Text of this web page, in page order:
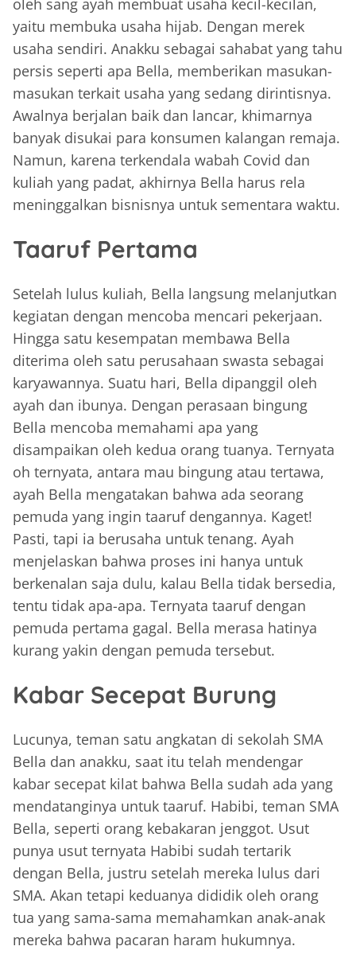
oleh sang ayah membuat usaha kecil-kecilan,
yaitu membuka usaha hijab. Dengan merek
usaha sendiri. Anakku sebagai sahabat yang tahu
persis seperti apa Bella, memberikan masukan-
masukan terkait usaha yang sedang dirintisnya.
Awalnya berjalan baik dan lancar, khimarnya
banyak disukai para konsumen kalangan remaja.
Namun, karena terkendala wabah Covid dan
kuliah yang padat, akhirnya Bella harus rela
meninggalkan bisnisnya untuk sementara waktu.
Taaruf Pertama
Setelah lulus kuliah, Bella langsung melanjutkan
kegiatan dengan mencoba mencari pekerjaan.
Hingga satu kesempatan membawa Bella
diterima oleh satu perusahaan swasta sebagai
karyawannya. Suatu hari, Bella dipanggil oleh
ayah dan ibunya. Dengan perasaan bingung
Bella mencoba memahami apa yang
disampaikan oleh kedua orang tuanya. Ternyata
oh ternyata, antara mau bingung atau tertawa,
ayah Bella mengatakan bahwa ada seorang
pemuda yang ingin taaruf dengannya. Kaget!
Pasti, tapi ia berusaha untuk tenang. Ayah
menjelaskan bahwa proses ini hanya untuk
berkenalan saja dulu, kalau Bella tidak bersedia,
tentu tidak apa-apa. Ternyata taaruf dengan
pemuda pertama gagal. Bella merasa hatinya
kurang yakin dengan pemuda tersebut.
Kabar Secepat Burung
Lucunya, teman satu angkatan di sekolah SMA
Bella dan anakku, saat itu telah mendengar
kabar secepat kilat bahwa Bella sudah ada yang
mendatanginya untuk taaruf. Habibi, teman SMA
Bella, seperti orang kebakaran jenggot. Usut
punya usut ternyata Habibi sudah tertarik
dengan Bella, justru setelah mereka lulus dari
SMA. Akan tetapi keduanya dididik oleh orang
tua yang sama-sama memahamkan anak-anak
mereka bahwa pacaran haram hukumnya.